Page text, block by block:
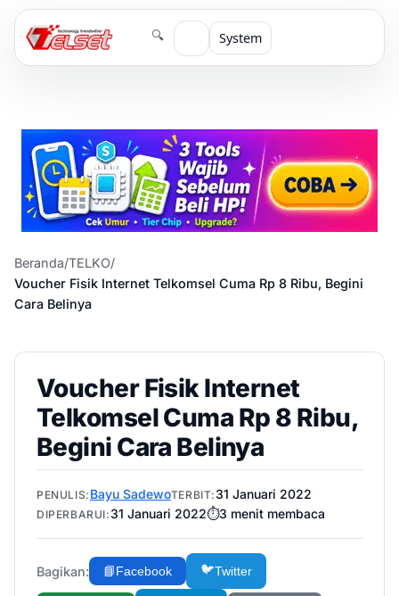
🔍 System
Beranda/TELKO/
Voucher Fisik Internet Telkomsel Cuma Rp 8 Ribu, Begini
Cara Belinya
Voucher Fisik Internet
Telkomsel Cuma Rp 8 Ribu,
Begini Cara Belinya
PENULIS: Bayu SadewoTERBIT: 31 Januari 2022
DIPERBARUI: 31 Januari 2022⏱️3 menit membaca
Bagikan: 📘Facebook 🐦Twitter